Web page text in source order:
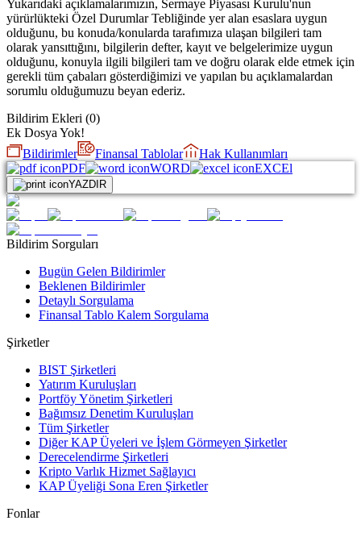
Yukarıdaki açıklamalarımızın, Sermaye Piyasası Kurulu'nun
yürürlükteki Özel Durumlar Tebliğinde yer alan esaslara uygun
olduğunu, bu konuda/konularda tarafımıza ulaşan bilgileri tam
olarak yansıttığını, bilgilerin defter, kayıt ve belgelerimize uygun
olduğunu, konuyla ilgili bilgileri tam ve doğru olarak elde etmek için
gerekli tüm çabaları gösterdiğimizi ve yapılan bu açıklamalardan
sorumlu olduğumuzu beyan ederiz.
Bildirim Ekleri (0)
Ek Dosya Yok!
Bildirimler
Finansal Tablolar
Hak Kullanımları
PDF
WORD EXCEl
YAZDIR
Bildirim Sorguları
Bugün Gelen Bildirimler
Beklenen Bildirimler
Detaylı Sorgulama
Finansal Tablo Kalem Sorgulama
Şirketler
BIST Şirketleri
Yatırım Kuruluşları
Portföy Yönetim Şirketleri
Bağımsız Denetim Kuruluşları
Tüm Şirketler
Diğer KAP Üyeleri ve İşlem Görmeyen Şirketler
Derecelendirme Şirketleri
Kripto Varlık Hizmet Sağlayıcı
KAP Üyeliği Sona Eren Şirketler
Fonlar